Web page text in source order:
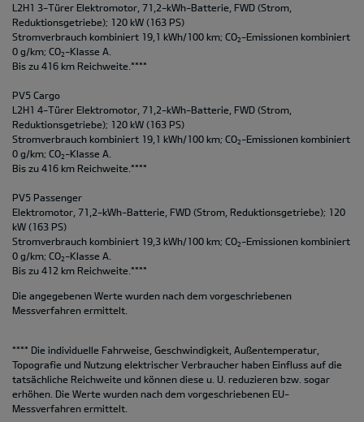
L2H1 3-Türer Elektromotor, 71,2-kWh-Batterie, FWD (Strom,
Reduktionsgetriebe); 120 kW (163 PS)
Stromverbrauch kombiniert 19,1 kWh/100 km; CO2 -Emissionen kombiniert
0 g/km; CO2 -Klasse A.
Bis zu 416 km Reichweite.****
PV5 Cargo
L2H1 4-Türer Elektromotor, 71,2-kWh-Batterie, FWD (Strom,
Reduktionsgetriebe); 120 kW (163 PS)
Stromverbrauch kombiniert 19,1 kWh/100 km; CO2 -Emissionen kombiniert
0 g/km; CO2 -Klasse A.
Bis zu 416 km Reichweite.****
PV5 Passenger
Elektromotor, 71,2-kWh-Batterie, FWD (Strom, Reduktionsgetriebe); 120
kW (163 PS)
Stromverbrauch kombiniert 19,3 kWh/100 km; CO2 -Emissionen kombiniert
0 g/km; CO2 -Klasse A.
Bis zu 412 km Reichweite.****
Die angegebenen Werte wurden nach dem vorgeschriebenen
Messverfahren ermittelt.
**** Die individuelle Fahrweise, Geschwindigkeit, Außentemperatur,
Topografie und Nutzung elektrischer Verbraucher haben Einfluss auf die
tatsächliche Reichweite und können diese u. U. reduzieren bzw. sogar
erhöhen. Die Werte wurden nach dem vorgeschriebenen EU-
Messverfahren ermittelt.